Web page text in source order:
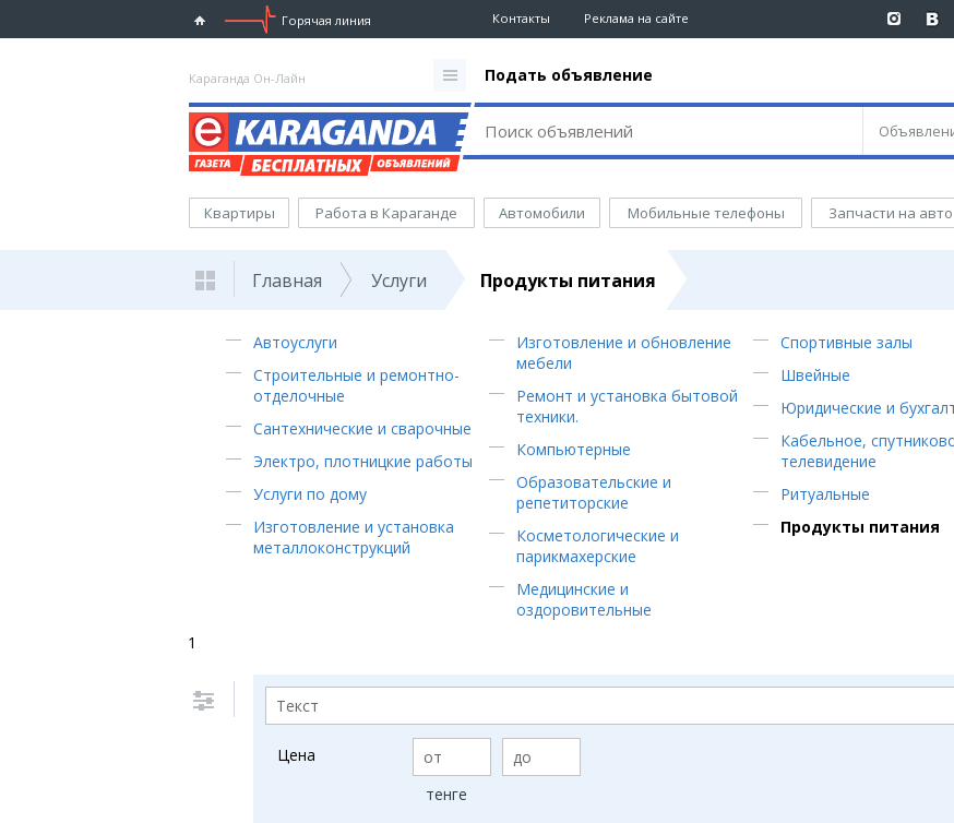
Горячая линия Контакты Реклама на сайте
Караганда Он-Лайн
Главная
Новости
Караганды
eTV
Интервью
Кино
Цирк и зоопарк
Блогер «ЕШКА»
Штрихи
Фотокомиксы
Коллаж недели
Ешкин гороскоп
Карты
Web-камеры
Организации
Мой участковый
Медиа
3D-тур
Подать объявление
Квартиры Работа в Караганде Автомобили Мобильные телефоны Запчасти на авто
Главная Услуги Продукты питания
Автоуслуги
Строительные и ремонтно-
отделочные
Сантехнические и сварочные
Электро, плотницкие работы
Услуги по дому
Изготовление и установка
металлоконструкций
Изготовление и обновление
мебели
Ремонт и установка бытовой
техники.
Компьютерные
Образовательские и
репетиторские
Косметологические и
парикмахерские
Медицинские и
оздоровительные
Спортивные залы
Швейные
Юридические и
Кабельное,
телевидение
Ритуальные
Продукты питания
1
Цена
тенге